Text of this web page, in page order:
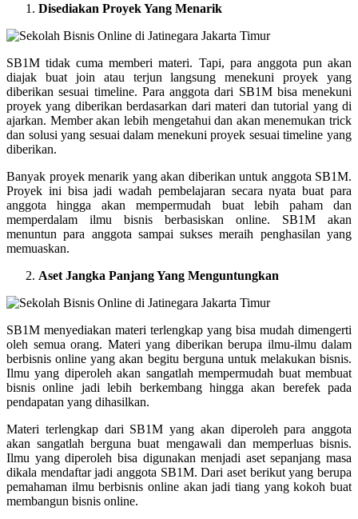
Disediakan Proyek Yang Menarik
SB1M tidak cuma memberi materi. Tapi, para anggota pun akan
diajak buat join atau terjun langsung menekuni proyek yang
diberikan sesuai timeline. Para anggota dari SB1M bisa menekuni
proyek yang diberikan berdasarkan dari materi dan tutorial yang di
ajarkan. Member akan lebih mengetahui dan akan menemukan trick
dan solusi yang sesuai dalam menekuni proyek sesuai timeline yang
diberikan.
Banyak proyek menarik yang akan diberikan untuk anggota SB1M.
Proyek ini bisa jadi wadah pembelajaran secara nyata buat para
anggota hingga akan mempermudah buat lebih paham dan
memperdalam ilmu bisnis berbasiskan online. SB1M akan
menuntun para anggota sampai sukses meraih penghasilan yang
memuaskan.
Aset Jangka Panjang Yang Menguntungkan
SB1M menyediakan materi terlengkap yang bisa mudah dimengerti
oleh semua orang. Materi yang diberikan berupa ilmu-ilmu dalam
berbisnis online yang akan begitu berguna untuk melakukan bisnis.
Ilmu yang diperoleh akan sangatlah mempermudah buat membuat
bisnis online jadi lebih berkembang hingga akan berefek pada
pendapatan yang dihasilkan.
Materi terlengkap dari SB1M yang akan diperoleh para anggota
akan sangatlah berguna buat mengawali dan memperluas bisnis.
Ilmu yang diperoleh bisa digunakan menjadi aset sepanjang masa
dikala mendaftar jadi anggota SB1M. Dari aset berikut yang berupa
pemahaman ilmu berbisnis online akan jadi tiang yang kokoh buat
membangun bisnis online.